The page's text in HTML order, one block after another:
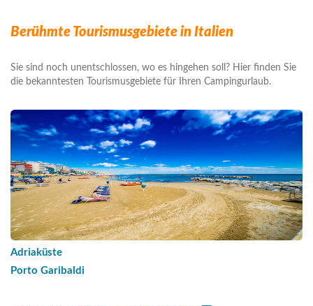
Berühmte Tourismusgebiete in Italien
Sie sind noch unentschlossen, wo es hingehen soll? Hier finden Sie
die bekanntesten Tourismusgebiete für Ihren Campingurlaub.
Adriaküste
Porto Garibaldi